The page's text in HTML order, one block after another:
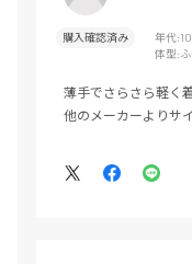
購入確認済み 年代:
体型:
薄手でさらさら軽く
他のメーカーよりサ